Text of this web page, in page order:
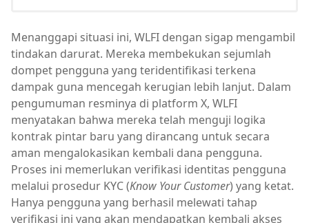
Menanggapi situasi ini, WLFI dengan sigap mengambil
tindakan darurat. Mereka membekukan sejumlah
dompet pengguna yang teridentifikasi terkena
dampak guna mencegah kerugian lebih lanjut. Dalam
pengumuman resminya di platform X, WLFI
menyatakan bahwa mereka telah menguji logika
kontrak pintar baru yang dirancang untuk secara
aman mengalokasikan kembali dana pengguna.
Proses ini memerlukan verifikasi identitas pengguna
melalui prosedur KYC (Know Your Customer) yang ketat.
Hanya pengguna yang berhasil melewati tahap
verifikasi ini yang akan mendapatkan kembali akses